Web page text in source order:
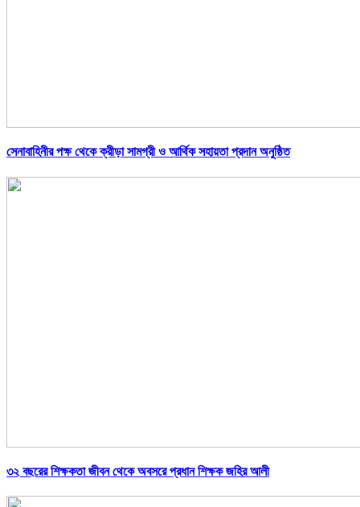
সেনাবাহিনীর পক্ষ থেকে ক্রীড়া সামগ্রী ও আর্থিক সহায়তা প্রদান অনুষ্ঠিত
৩২ বছরের শিক্ষকতা জীবন থেকে অবসরে প্রধান শিক্ষক জহির আলী